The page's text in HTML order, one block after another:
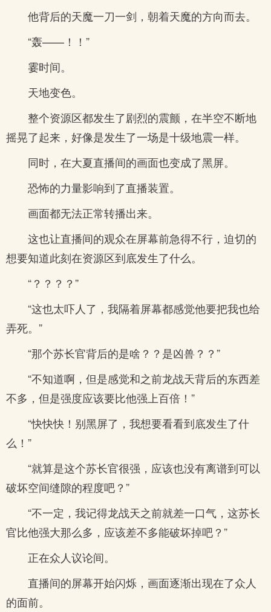
他背后的天魔一刀一剑，朝着天魔的方向而去。
“轰——！！”
霎时间。
天地变色。
整个资源区都发生了剧烈的震颤，在半空不断地
摇晃了起来，好像是发生了一场是十级地震一样。
同时，在大夏直播间的画面也变成了黑屏。
恐怖的力量影响到了直播装置。
画面都无法正常转播出来。
这也让直播间的观众在屏幕前急得不行，迫切的
想要知道此刻在资源区到底发生了什么。
“？？？？”
“这也太吓人了，我隔着屏幕都感觉他要把我也给
弄死。”
“那个苏长官背后的是啥？？是凶兽？？”
“不知道啊，但是感觉和之前龙战天背后的东西差
不多，但是强度应该要比他强上百倍！”
“快快快！别黑屏了，我想要看看到底发生了什
么！”
“就算是这个苏长官很强，应该也没有离谱到可以
破坏空间缝隙的程度吧？”
“不一定，我记得龙战天之前就差一口气，这苏长
官比他强大那么多，应该差不多能破坏掉吧？”
正在众人议论间。
直播间的屏幕开始闪烁，画面逐渐出现在了众人
的面前。